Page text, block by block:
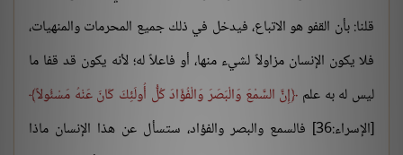
قلنا: بأن القفو هو الاتباع، فيدخل في ذلك جميع المحرمات والمنهيات،
فلا يكون الإنسان مزاولاً لشيء منها، أو فاعلاً له؛ لأنه يكون قد قفا ما
ليس له به علم إِنَّ السَّمْعَ وَالْبَصَرَ وَالْفُؤَادَ كُلُّ أُولَئِكَ كَانَ عَنْهُ مَسْئُولاً
[الإسراء:36] فالسمع والبصر والفؤاد، ستسأل عن هذا الإنسان ماذا